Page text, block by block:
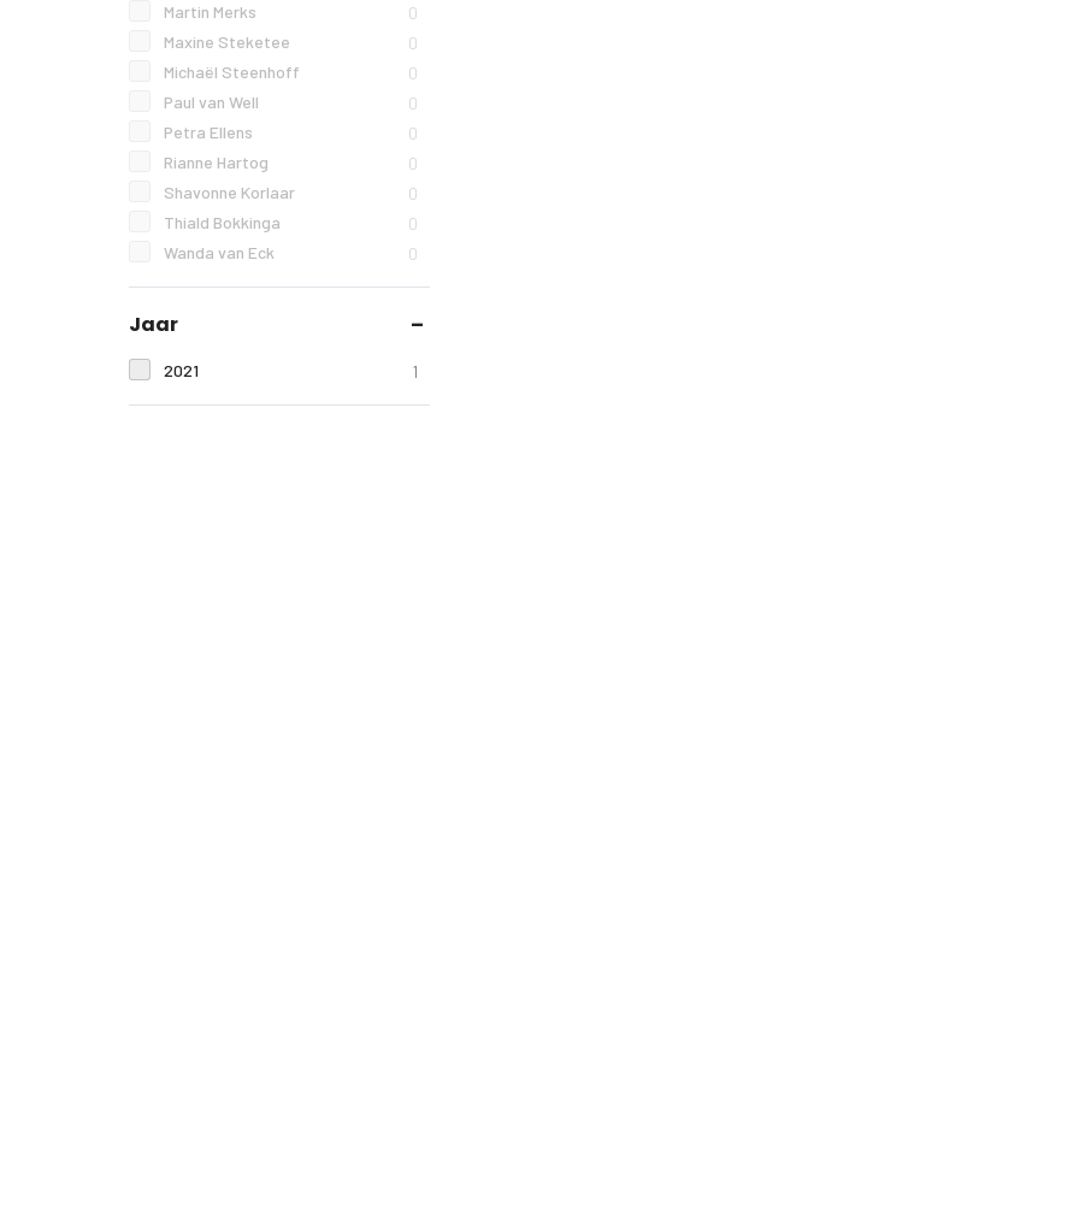
Martin Merks 0
Maxine Steketee 0
Michaël Steenhoff 0
Paul van Well 0
Petra Ellens 0
Rianne Hartog 0
Shavonne Korlaar 0
Thiald Bokkinga 0
Wanda van Eck 0
Jaar
2021 1